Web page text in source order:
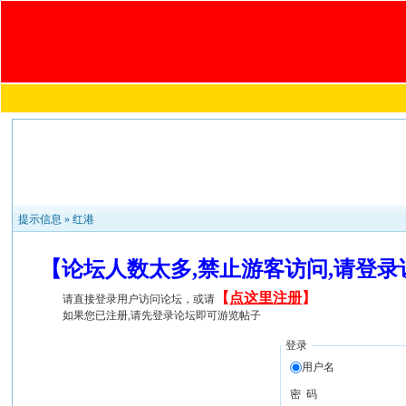
提示信息 »红港
【论坛人数太多,禁止游客访问,请登
请直接登录用户访问论坛，或请 【 点这里注册】
如果您已注册,请先登录论坛即可游览帖子
登录
用户名
密 码